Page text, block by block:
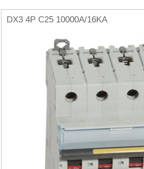
DX3 4P C25 10000A/16KA